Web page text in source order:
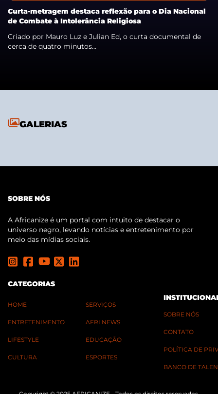
Curta-metragem destaca reflexão para o Dia Nacional
de Combate à Intolerância Religiosa
Criado por Mauro Luz e Julian Ed, o curta documental de
cerca de quatro minutos...
GALERIAS
SOBRE NÓS
A Africanize é um portal com intuito de destacar o
universo negro, levando notícias e entretenimento por
meio das mídias sociais.
CATEGORIAS
HOME
ENTRETENIMENTO
LIFESTYLE
CULTURA
SERVIÇOS
AFRI NEWS
EDUCAÇÃO
ESPORTES
SOBRE NÓS
CONTATO
POLÍTICA DE
BANCO DE